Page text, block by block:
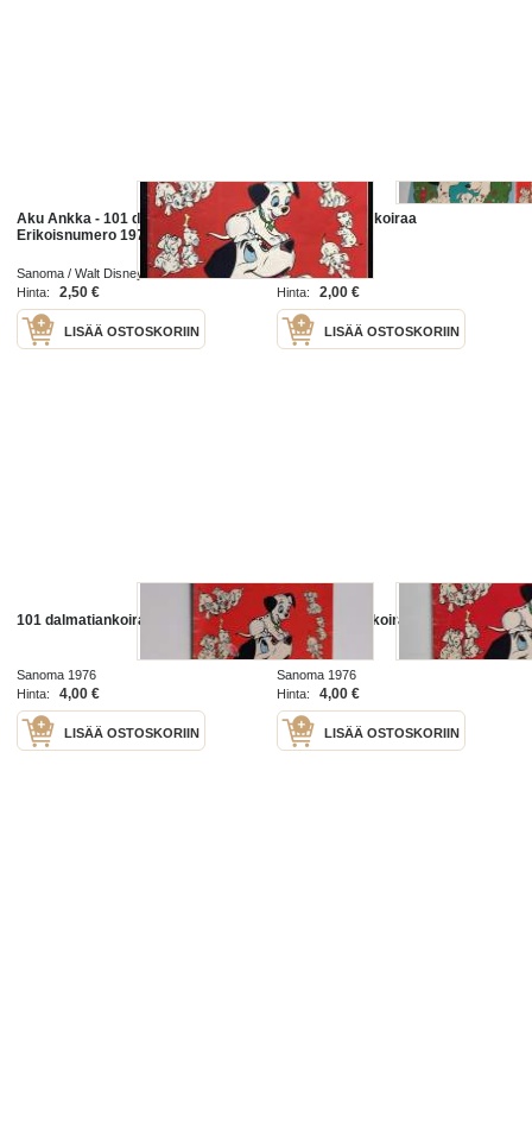
Aku Ankka - 101 dalmatiankoiraa -
Erikoisnumero 1976
Sanoma / Walt Disney 1976
Hinta:
2,50 €
LISÄÄ OSTOSKORIIN
101 Dalmatiankoiraa
Hinta: 2,00 €
LISÄÄ OSTOSKORIIN
101 dalmatiankoiraa
Sanoma 1976
Hinta:
4,00 €
LISÄÄ OSTOSKORIIN
101 dalmatiankoiraa
Sanoma 1976
Hinta:
4,00 €
LISÄÄ OSTOSKORIIN